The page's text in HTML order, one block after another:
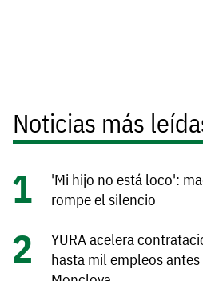
Noticias más
'Mi hijo no está loco':
rompe el silencio
YURA acelera
hasta mil empleos